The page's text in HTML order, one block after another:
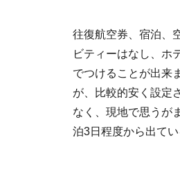
往復航空券、宿泊、
ビティーはなし、ホ
でつけることが出来
が、比較的安く設定
なく、現地で思うが
泊3日程度から出てい